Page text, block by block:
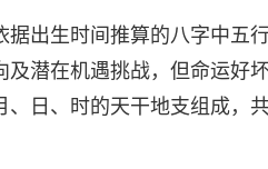
出生时间推算的八字中五
潜在机遇挑战，但命运好
日、时的天干地支组成，